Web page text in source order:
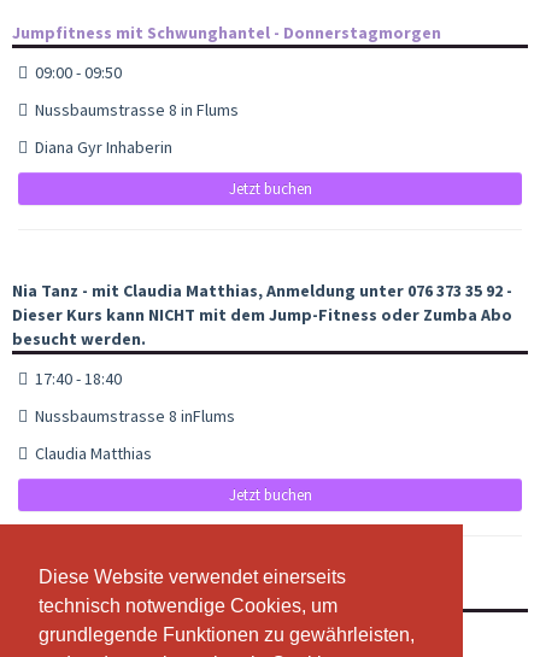
Diese Website verwendet einerseits
technisch notwendige Cookies, um
grundlegende Funktionen zu gewährleisten,
Diese Website verwendet einerseits
technisch notwendige Cookies, um
grundlegende Funktionen zu gewährleisten,
Jumpfitness mit Schwunghantel - Donnerstagmorgen
09:00 - 09:50
Nussbaumstrasse 8 in Flums
Diana Gyr Inhaberin
Jetzt buchen
Nia Tanz - mit Claudia Matthias, Anmeldung unter 076 373 35 92 -
Dieser Kurs kann NICHT mit dem Jump-Fitness oder Zumba Abo
besucht werden.
17:40 - 18:40
Nussbaumstrasse 8 inFlums
Claudia Matthias
Jetzt buchen
Jumpfitness mit Schwunghantel - Donnerstagabend
19:00 - 19:50